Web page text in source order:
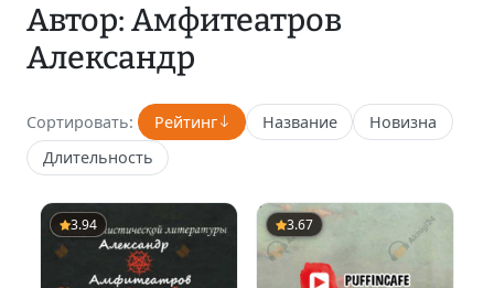
Автор: Амфитеатров
Александр
Сортировать: Рейтинг Название
Новизна
Длительность
3.94 3.67